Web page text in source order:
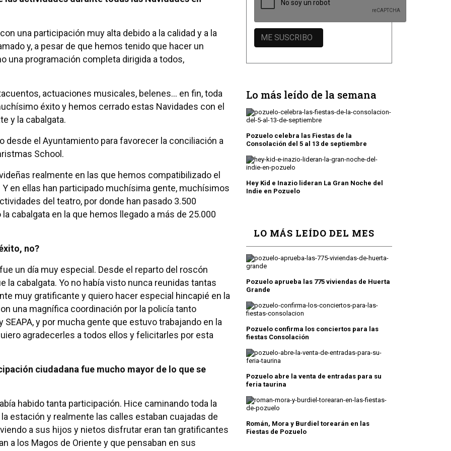
una participación muy alta debido a la calidad y a la
y, a pesar de que hemos tenido que hacer un
una programación completa dirigida a todos,
actuaciones musicales, belenes... en fin, toda
éxito y hemos cerrado estas Navidades con el
y la cabalgata.
desde el Ayuntamiento para favorecer la conciliación a
School.
realmente en las que hemos compatibilizado el
en ellas han participado muchísima gente, muchísimos
del teatro, por donde han pasado 3.500
cabalgata en la que hemos llegado a más de 25.000
no?
un día muy especial. Desde el reparto del roscón
la cabalgata. Yo no había visto nunca reunidas tantas
muy gratificante y quiero hacer especial hincapié en la
una magnífica coordinación por la policía tanto
y por mucha gente que estuvo trabajando en la
agradecerles a todos ellos y felicitarles por esta
ciudadana fue mucho mayor de lo que se
habido tanta participación. Hice caminando toda la
estación y realmente las calles estaban cuajadas de
a sus hijos y nietos disfrutar eran tan gratificantes
a los Magos de Oriente y que pensaban en sus
Lo más leído de la semana
Pozuelo celebra las Fiestas de la
Consolación del 5 al 13 de septiembre
Hey Kid e Inazio lideran La Gran Noche del
Indie en Pozuelo
LO MÁS LEÍDO DEL MES
Pozuelo aprueba las 775 viviendas de Huerta
Grande
Pozuelo confirma los conciertos para las
fiestas Consolación
Pozuelo abre la venta de entradas para su
feria taurina
Román, Mora y Burdiel torearán en las
Fiestas de Pozuelo